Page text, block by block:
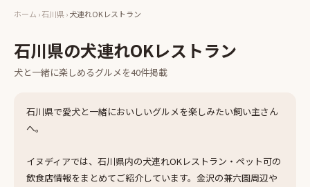
ホーム ›石川県›犬連れOKレストラン
石川県の犬連れOKレストラン
犬と一緒に楽しめるグルメ を40件掲載
石川県で愛犬と一緒においしいグルメを楽しみたい飼い主さん
へ。
イヌディアでは、石川県内の犬連れOKレストラン・ペット可の
飲食店情報をまとめてご紹介しています。金沢の兼六園周辺や